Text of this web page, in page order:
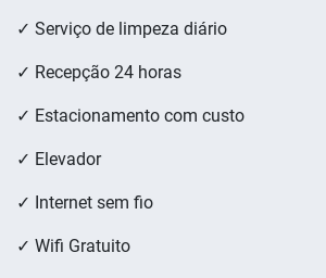
✓ Serviço de limpeza diário
✓ Recepção 24 horas
✓ Estacionamento com custo
✓ Elevador
✓ Internet sem fio
✓ Wifi Gratuito